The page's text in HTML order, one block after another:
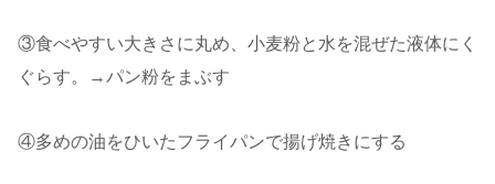
③食べやすい大きさに丸め、小麦粉と水を混ぜた液体にく
ぐらす。→パン粉をまぶす
④多めの油をひいたフライパンで揚げ焼きにする